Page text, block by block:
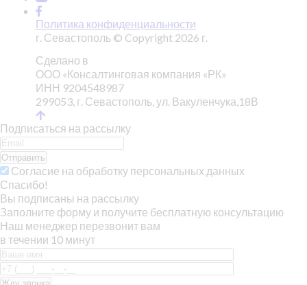
Политика конфиденциальности
г. Севастополь © Copyright 2026 г.
Сделано в
ООО «Консалтинговая компания «РК»
ИНН 9204548987
299053, г. Севастополь, ул. Вакуленчука,18В
Подписаться на рассылку
Отправить
Согласие на обработку персональных данных
Спасибо!
Вы подписаны на рассылку
Заполните форму и получите бесплатную консультацию
Наш менеджер перезвонит вам
в течении 10 минут